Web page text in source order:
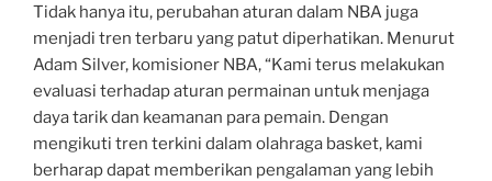
Tidak hanya itu, perubahan aturan dalam NBA juga
menjadi tren terbaru yang patut diperhatikan. Menurut
Adam Silver, komisioner NBA, “Kami terus melakukan
evaluasi terhadap aturan permainan untuk menjaga
daya tarik dan keamanan para pemain. Dengan
mengikuti tren terkini dalam olahraga basket, kami
berharap dapat memberikan pengalaman yang lebih